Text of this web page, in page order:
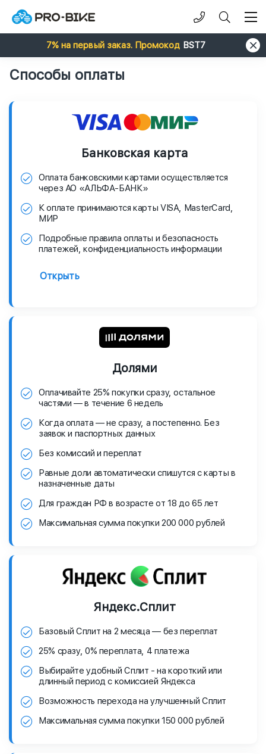
7% на первый заказ. Промокод BST7
Способы оплаты
Банковская карта
Оплата банковскими картами осуществляется
через АО «АЛЬФА-БАНК»
К оплате принимаются карты VISA, MasterCard,
МИР
Подробные правила оплаты и безопасность
платежей, конфиденциальность информации
Открыть
Долями
Оплачивайте 25% покупки сразу, остальное
частями — в течение 6 недель
Когда оплата — не сразу, а постепенно. Без
заявок и паспортных данных
Без комиссий и переплат
Равные доли автоматически спишутся с карты в
назначенные даты
Для граждан РФ в возрасте от 18 до 65 лет
Максимальная сумма покупки 200 000 рублей
Яндекс.Сплит
Базовый Сплит на 2 месяца — без переплат
25% сразу, 0% переплата, 4 платежа
Выбирайте удобный Сплит - на короткий или
длинный период с комиссией Яндекса
Возможность перехода на улучшенный Сплит
Максимальная сумма покупки 150 000 рублей